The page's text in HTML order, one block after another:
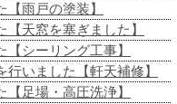
雨戸の塗装】
天窓を塞ぎました】
シーリング工事】
いました【軒天補修】
足場・高圧洗浄】